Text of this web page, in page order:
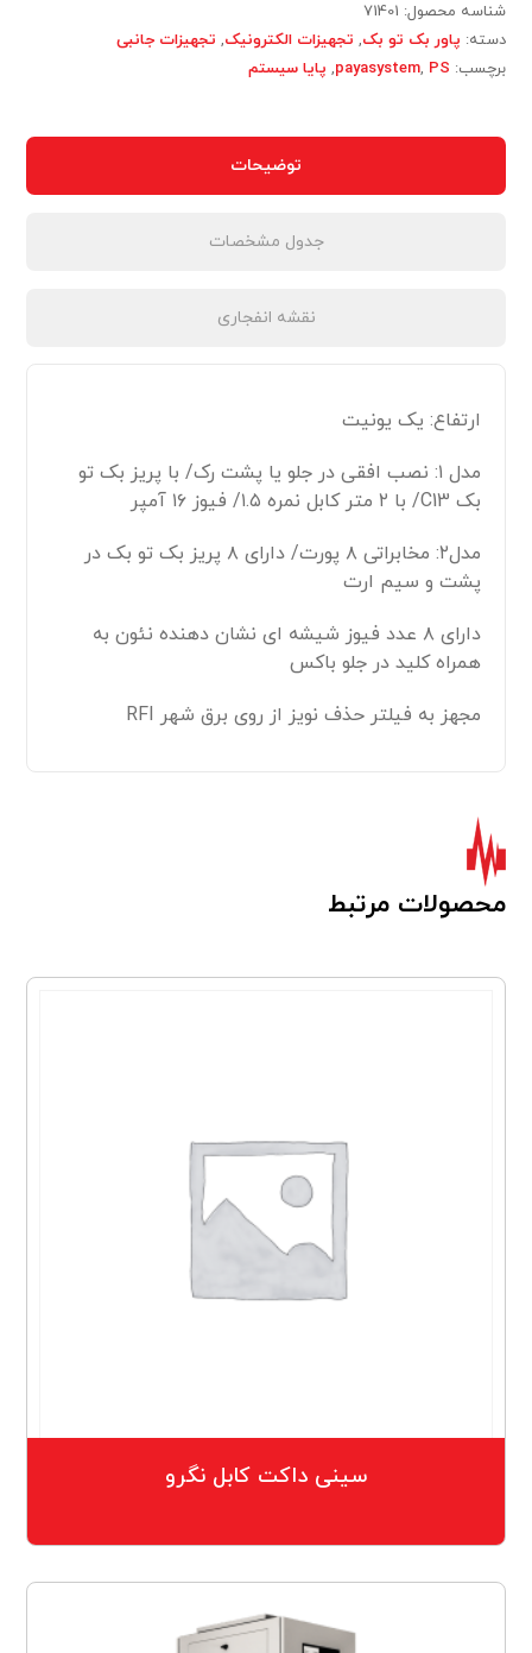
شناسه محصول: 71401
دسته: پاور بک تو بک, تجهیزات الکترونیک, تجهیزات جانبی
برچسب:
payasystem, PS
, پایا سیستم
توضیحات
جدول مشخصات
نقشه انفجاری
ارتفاع: یک یونیت
مدل ۱: نصب افقی در جلو یا پشت رک/ با پریز بک تو
بک C13/ با ۲ متر کابل نمره ۱.۵/ فیوز ۱۶ آمپر
مدل۲: مخابراتی ۸ پورت/ دارای ۸ پریز بک تو بک در
پشت و سیم ارت
دارای ۸ عدد فیوز شیشه ای نشان دهنده نئون به
همراه کلید در جلو باکس
مجهز به فیلتر حذف نویز از روی برق شهر RFI
محصولات مرتبط
سینی داکت کابل نگرو